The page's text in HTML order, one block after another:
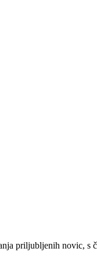
priljubljenih novic, s